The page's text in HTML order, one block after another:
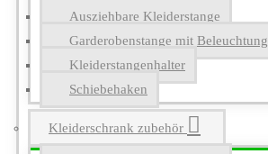
Ausziehbare Kleiderstange
Garderobenstange mit Beleuchtung
Kleiderstangenhalter
Schiebehaken
Kleiderschrank zubehör